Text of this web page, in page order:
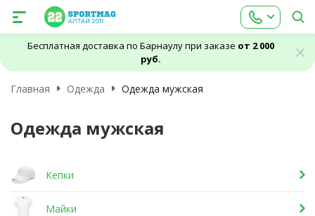
Бесплатная доставка по Барнаулу при заказе от 2 000
руб.
Главная Одежда Одежда мужская
Одежда мужская
Кепки
Майки